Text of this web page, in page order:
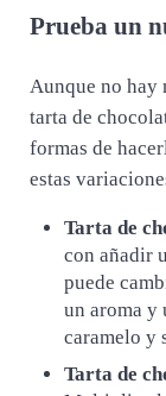
Prueba un
Aunque no hay
tarta de
formas de
estas
Tarta de
con añadir
puede
un aroma y
caramelo y
Tarta de